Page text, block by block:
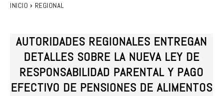
INICIO REGIONAL
AUTORIDADES REGIONALES ENTREGAN
DETALLES SOBRE LA NUEVA LEY DE
RESPONSABILIDAD PARENTAL Y PAGO
EFECTIVO DE PENSIONES DE ALIMENTOS